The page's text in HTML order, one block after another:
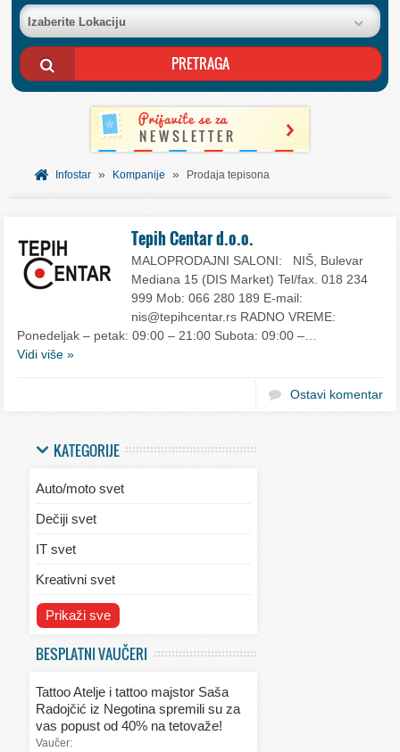
POSLOVNI OGLASI
AKCIJE I KATALOZI
BESPLATNI VAUČERI
SVET INFORMACIJA
Izaberite Lokaciju
Infostar » Kompanije » Prodaja tepisona
Tepih Centar d.o.o.
MALOPRODAJNI SALONI: NIŠ, Bulevar
Mediana 15 (DIS Market) Tel/fax. 018 234
999 Mob: 066 280 189 E-mail:
nis@tepihcentar.rs RADNO VREME:
Ponedeljak – petak: 09:00 – 21:00 Subota: 09:00 –…
Vidi više »
Ostavi komentar
KATEGORIJE
Auto/moto svet
Dečiji svet
IT svet
Kreativni svet
Svet ekologije
Svet kulinarstva
Svet lepote
Prikaži sve
BESPLATNI VAUČERI
Tattoo Atelje i tattoo majstor Saša
Radojčić iz Negotina spremili su za
vas popust od 40% na tetovaže!
Vaučer: